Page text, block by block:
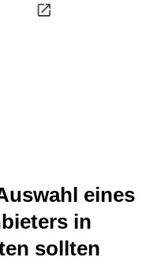
eines
in
sollten